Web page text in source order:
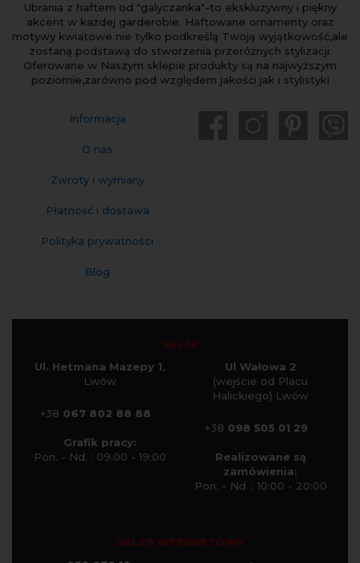
Ubrania z haftem od "galyczanka"-to ekskluzywny i piękny
akcent w każdej garderobie. Haftowane ornamenty oraz
motywy kwiatowe nie tylko podkreślą Twoją wyjątkowość,ale
zostaną podstawą do stworzenia przeróżnych stylizacji.
Oferowane w Naszym sklepie produkty są na najwyższym
poziomie,zarówno pod względem jakośći jak i stylistyki
Informacja
O nas
Zwroty i wymiany
Płatność i dostawa
Polityka prywatności
Blog
SKLEP
Ul. Hetmana Mazepy 1,
Lwów
+38 067 802 88 88
Grafik pracy:
Pon. - Nd. : 09:00 - 19:00
Ul Wałowa 2
(wejście od Placu
Halickiego) Lwów
+38 098 505 01 29
Realizowane są
zamówienia:
Pon. - Nd. : 10:00 - 20:00
SKLEP INTERNETOWY